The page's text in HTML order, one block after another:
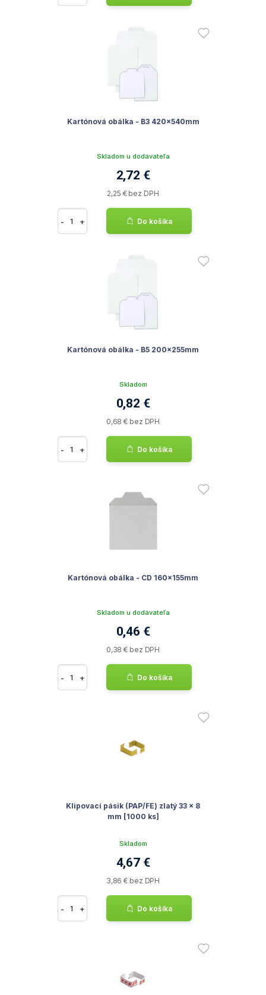
Kartónová obálka - B3 420x540mm
Skladom u dodávateľa
2,72 €
2,25 € bez DPH
- + Do košíka
Kartónová obálka - B5 200x255mm
Skladom
0,82 €
0,68 € bez DPH
- + Do košíka
Kartónová obálka - CD 160x155mm
Skladom u dodávateľa
0,46 €
0,38 € bez DPH
- + Do košíka
Klipovací pásik (PAP/FE) zlatý 33 x 8
mm [1000 ks]
Skladom
4,67 €
3,86 € bez DPH
- + Do košíka